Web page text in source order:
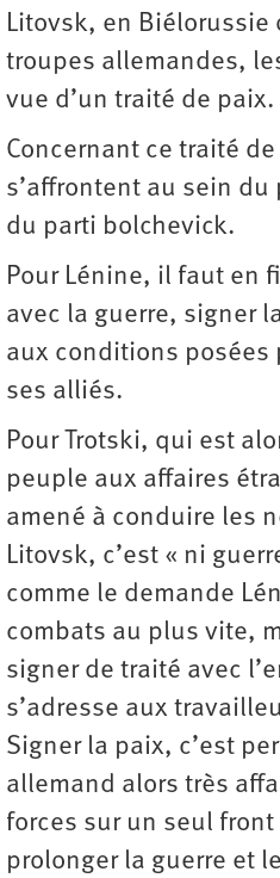
Litovsk, en Biélorussie
troupes allemandes,
vue d’un traité de paix.
Concernant ce traité
s’affrontent au sein
du parti bolchevick.
Pour Lénine, il faut en
avec la guerre, signer
aux conditions posées
ses alliés.
Pour Trotski, qui est
peuple aux affaires
amené à conduire les
Litovsk, c’est « ni
comme le demande
combats au plus vite,
signer de traité avec
s’adresse aux
Signer la paix, c’est
allemand alors très
forces sur un seul
prolonger la guerre et